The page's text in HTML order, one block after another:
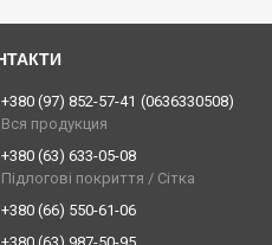
+380 (97) 852-57-41
0636330508
Вся продукция
+380 (63) 633-05-08
Підлогові покриття / Сітка
+380 (66) 550-61-06